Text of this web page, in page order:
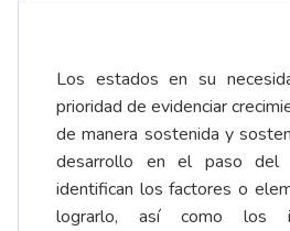
Los estados en su
prioridad de evidenciar
de manera sostenida y
desarrollo en el paso del
identifican los factores o
lograrlo, así como los